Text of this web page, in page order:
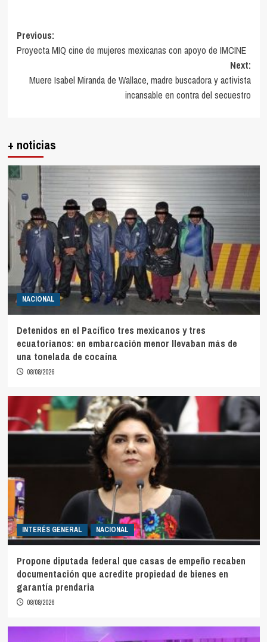
Post
navigation
Previous:
Proyecta MIQ cine de mujeres mexicanas con apoyo de IMCINE
Next:
Muere Isabel Miranda de Wallace, madre buscadora y activista
incansable en contra del secuestro
+ noticias
NACIONAL
Detenidos en el Pacífico tres mexicanos y tres
ecuatorianos: en embarcación menor llevaban más de
una tonelada de cocaína
08/08/2026
INTERÉS GENERAL NACIONAL
Propone diputada federal que casas de empeño recaben
documentación que acredite propiedad de bienes en
garantía prendaria
08/08/2026